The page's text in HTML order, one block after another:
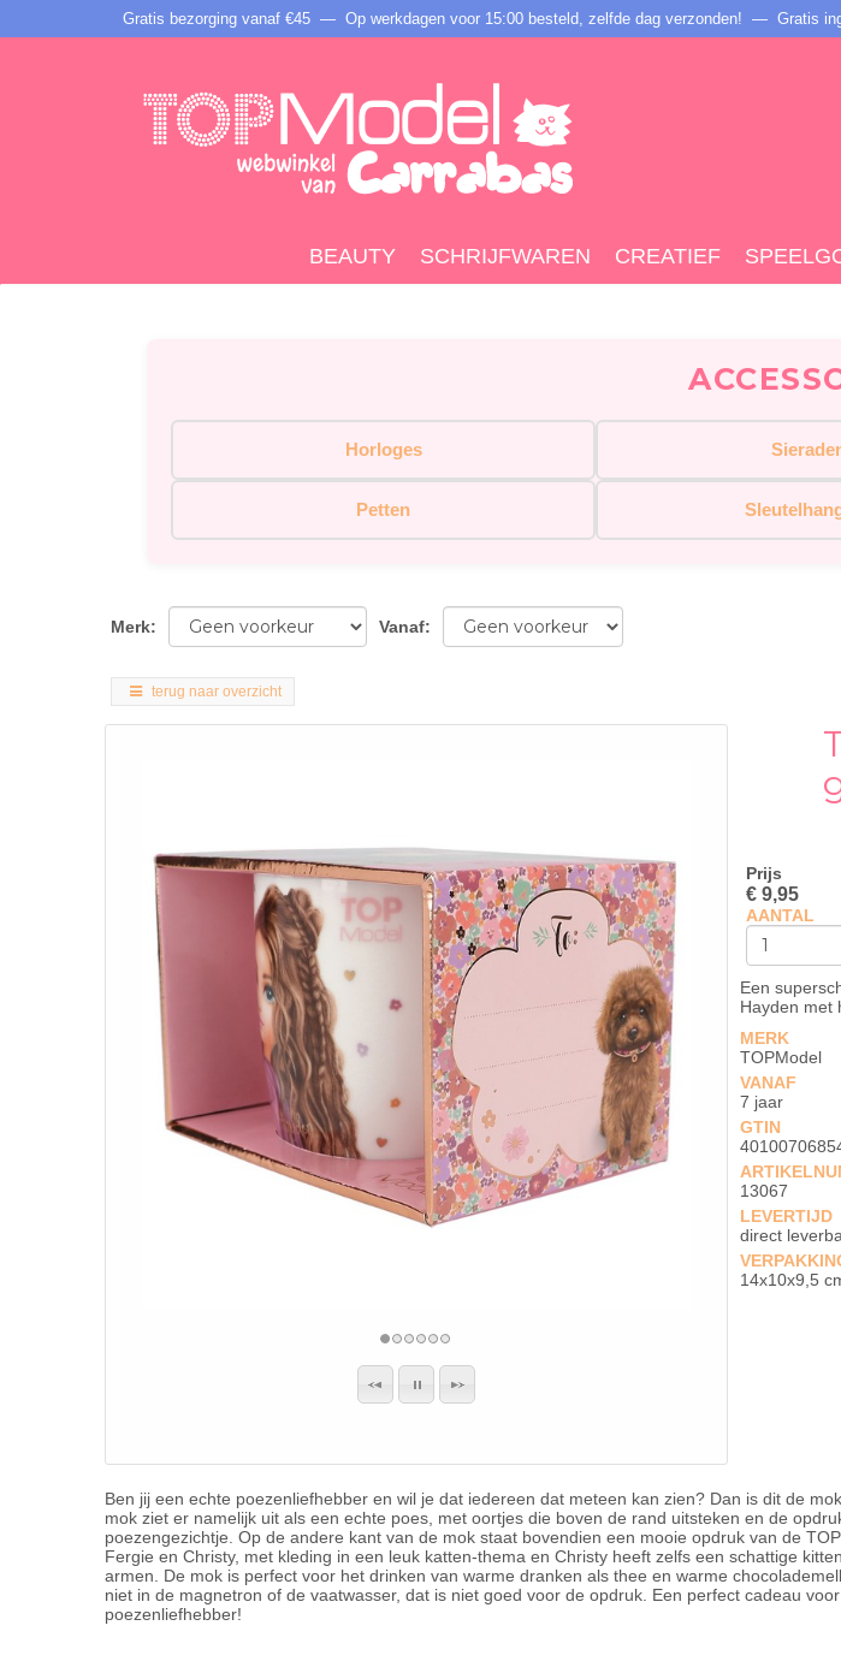
Gratis bezorging vanaf €45 — Op werkdagen voor 15:00 besteld, zelfde dag verzonden! — Gratis
BEAUTY SCHRIJFWAREN CREATIEF
Horloges
Petten
Merk: Vanaf:
terug naar overzicht
Prijs
€ 9,95
AANTAL
Een
Hayden met
MERK
TOPModel
VANAF
7 jaar
GTIN
13067
LEVERTIJD
direct
14x10x9,5
Ben jij een echte poezenliefhebber en wil je dat iedereen dat meteen kan zien? Dan is dit de
mok ziet er namelijk uit als een echte poes, met oortjes die boven de rand uitsteken en de
poezengezichtje. Op de andere kant van de mok staat bovendien een mooie opdruk van de
Fergie en Christy, met kleding in een leuk katten-thema en Christy heeft zelfs een schattige
armen. De mok is perfect voor het drinken van warme dranken als thee en warme
niet in de magnetron of de vaatwasser, dat is niet goed voor de opdruk. Een perfect cadeau
poezenliefhebber!